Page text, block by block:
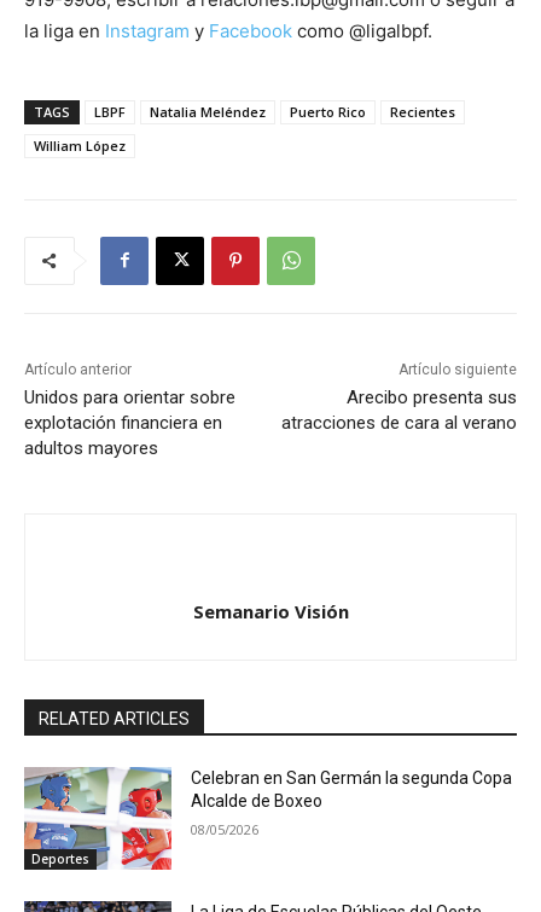
la liga en Instagram y Facebook como @ligalbpf.
TAGS LBPF Natalia Meléndez Puerto Rico
Recientes
William López
Artículo anterior
Unidos para orientar sobre
explotación financiera en
adultos mayores
Artículo siguiente
Arecibo presenta sus
atracciones de cara al verano
Semanario Visión
RELATED ARTICLES
Deportes
Celebran en San Germán la segunda Copa
Alcalde de Boxeo
08/05/2026